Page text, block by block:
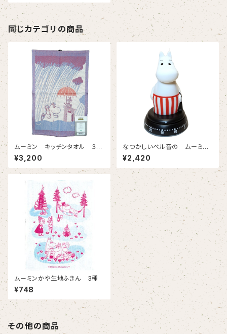
同じカテゴリの商品
ムーミン キッチンタオル ３種
類 【スウェーデン・エーケルン
ド社】
¥3,200
なつかしいベル音の ムーミン
ママのキッチンタイマー 企画
はスウェーデン、中国製です ゼ
ンマイ式（60分）
¥2,420
ムーミンかや生地ふきん 3種
¥748
その他の商品